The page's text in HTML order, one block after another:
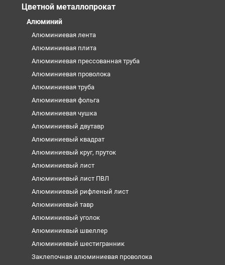
Цветной металлопрокат
Алюминий
Алюминиевая лента
Алюминиевая плита
Алюминиевая прессованная труба
Алюминиевая проволока
Алюминиевая труба
Алюминиевая фольга
Алюминиевая чушка
Алюминиевый двутавр
Алюминиевый квадрат
Алюминиевый круг, пруток
Алюминиевый лист
Алюминиевый лист ПВЛ
Алюминиевый рифленый лист
Алюминиевый тавр
Алюминиевый уголок
Алюминиевый швеллер
Алюминиевый шестигранник
Заклепочная алюминиевая проволока